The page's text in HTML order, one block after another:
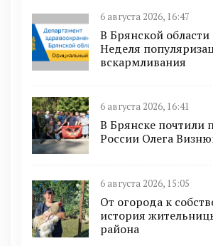
6 августа 2026, 16:47
В Брянской
Неделя
вскармливания
6 августа 2026, 16:41
В Брянске почтили
России Олега
6 августа 2026, 15:05
От огорода к
история
района